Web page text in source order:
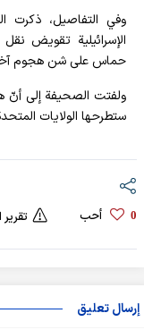
وفي التفاصيل، ذكرت
الإسرائيلية تقويض
حماس على شن هجوم آخر
ولفتت الصحيفة إلى أنّ
ستطرحها الولايات
0 أحب
إرسال تعليق